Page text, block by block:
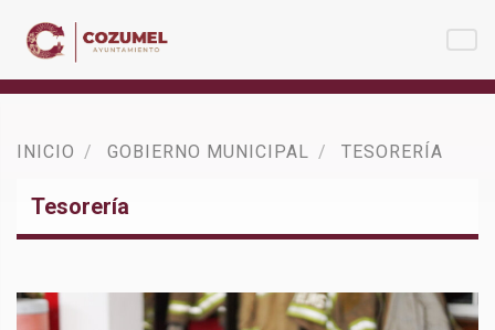
INICIO GOBIERNO MUNICIPAL TESORERÍA
Tesorería